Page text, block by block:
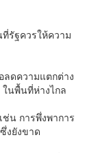
รัฐควรให้ความ
ลดความแตกต่าง
นพื้นที่ห่างไกล
ช่น การพึ่งพาการ
งยังขาด